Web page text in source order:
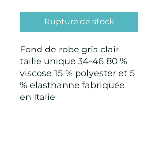
Rupture de stock
Fond de robe gris clair
taille unique 34-46 80 %
viscose 15 % polyester et 5
% elasthanne fabriquée
en Italie